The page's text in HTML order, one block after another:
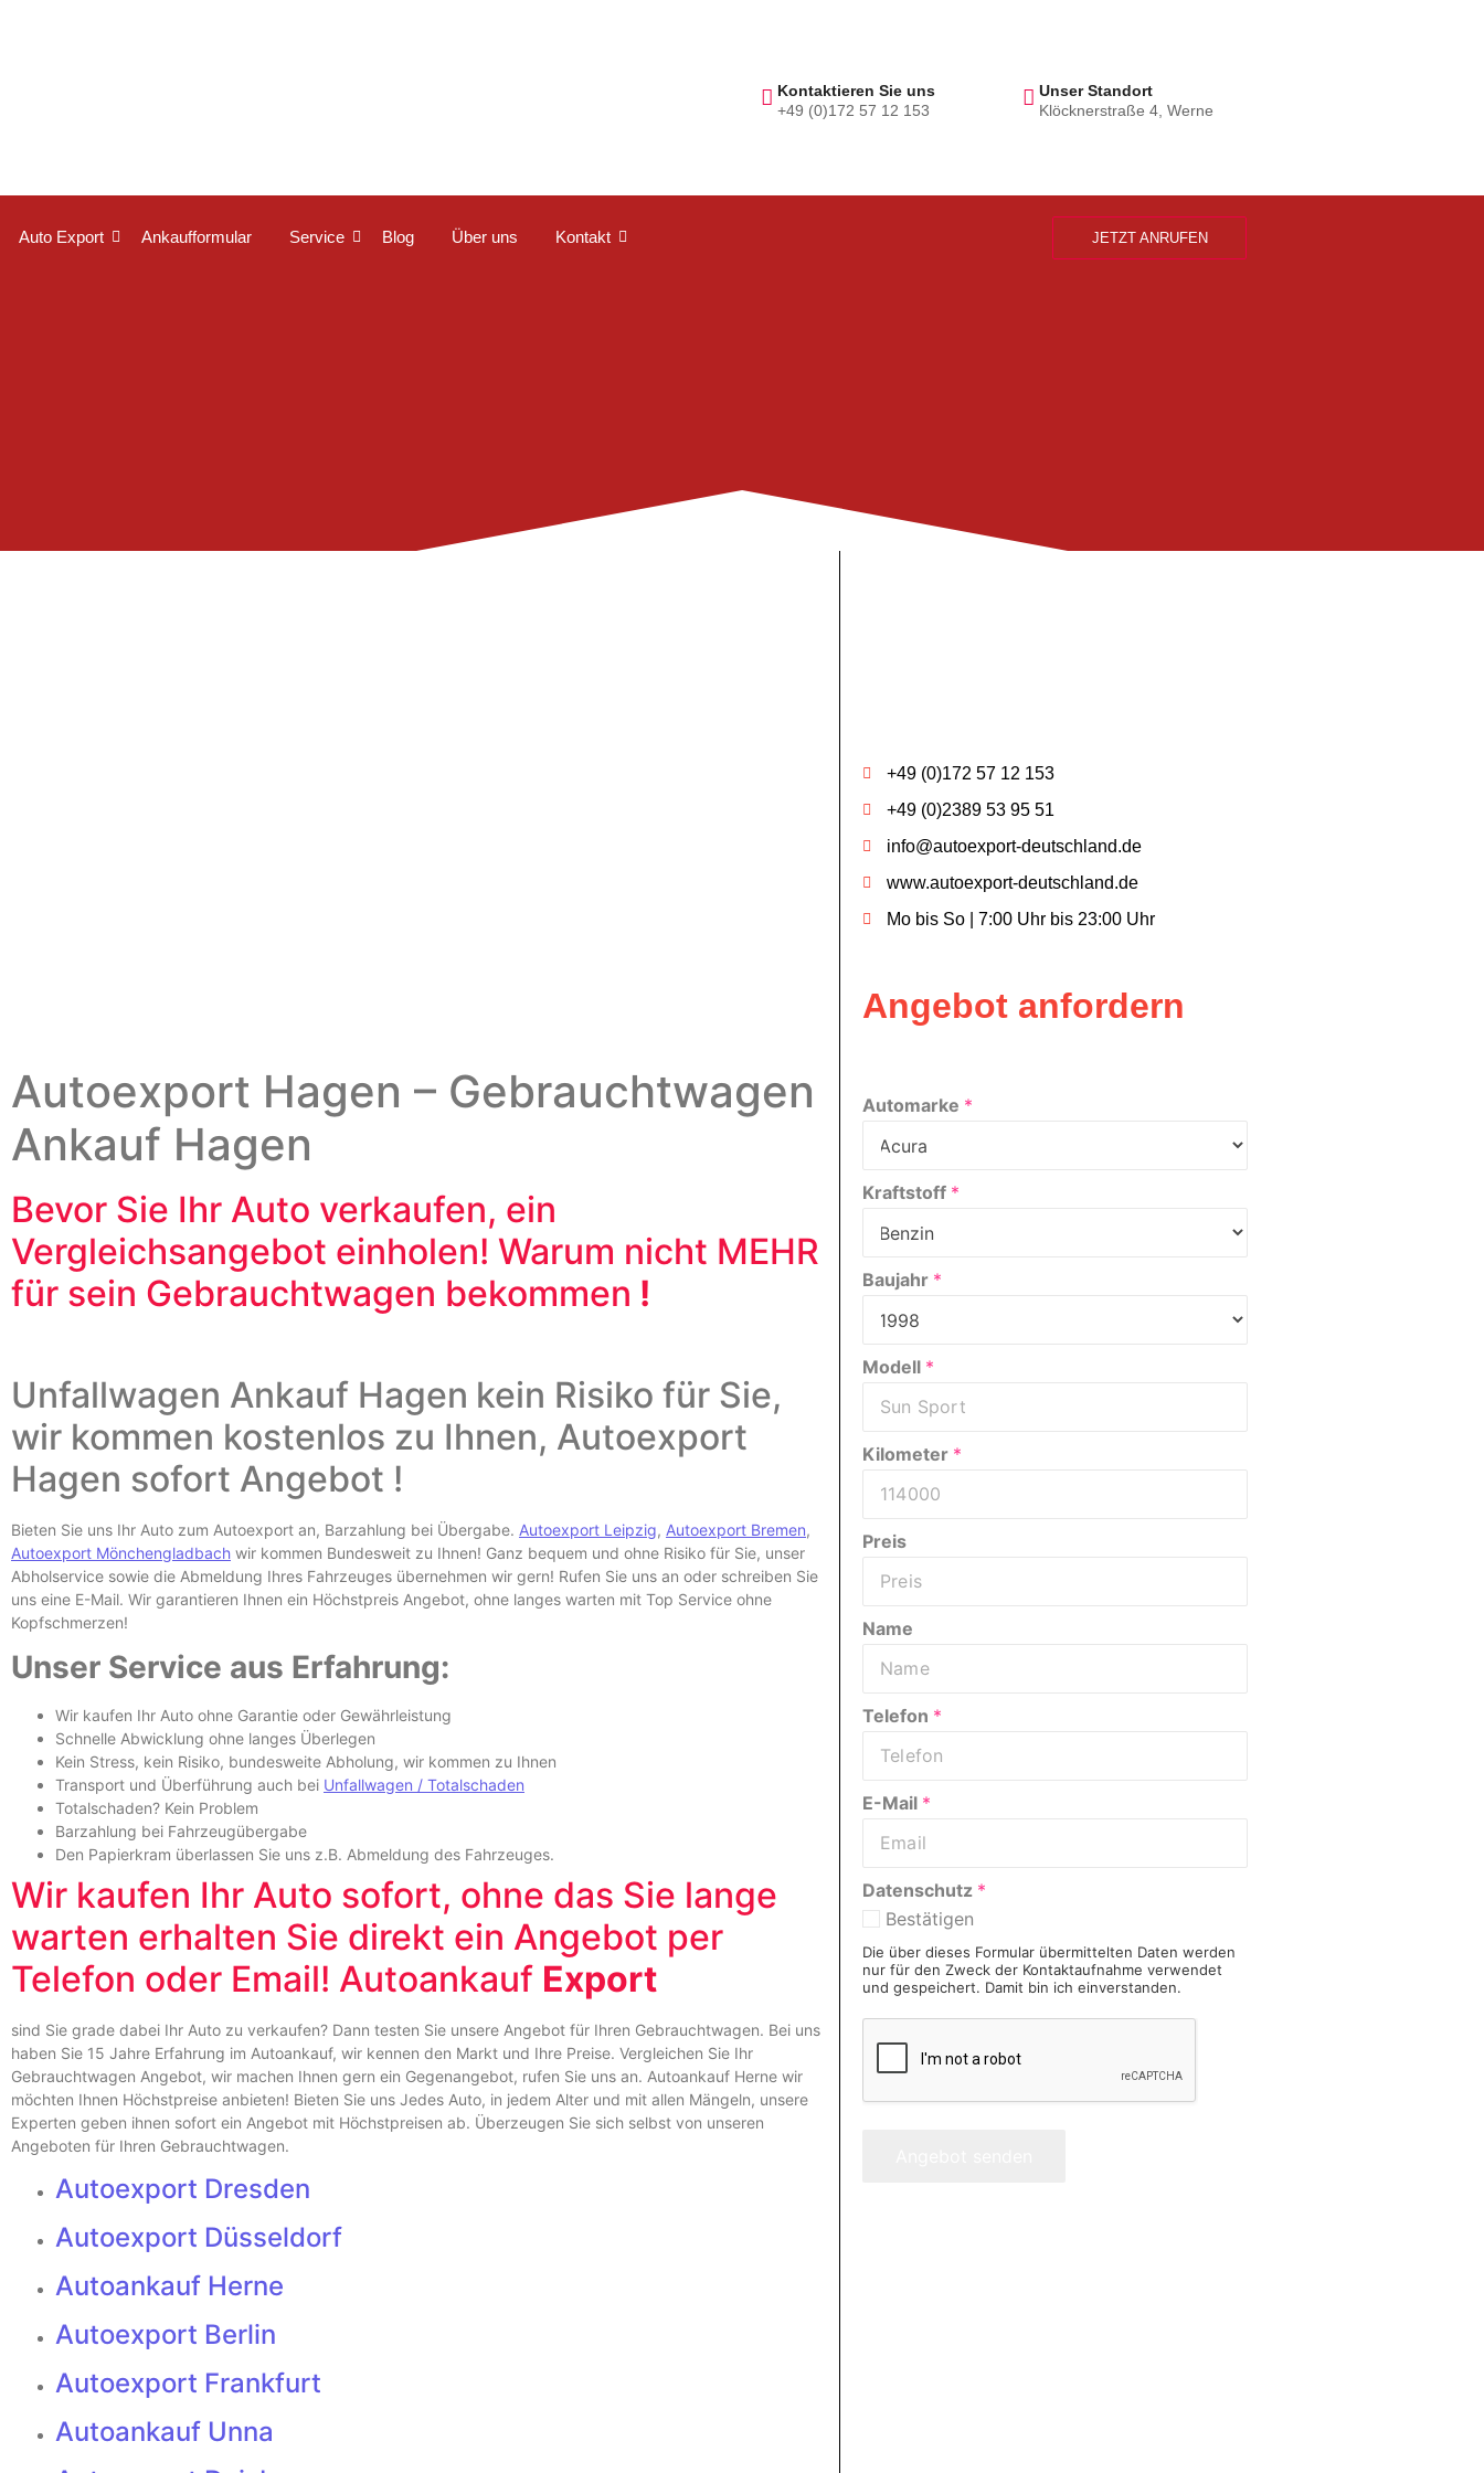
Kontaktieren Sie uns
+49 (0)172 57 12 153
Unser Standort
Klöcknerstraße 4, Werne
Auto Export Ankaufformular Service Blog Über uns Kontakt JETZT ANRUFEN
+49 (0)172 57 12 153
+49 (0)2389 53 95 51
info@autoexport-deutschland.de
www.autoexport-deutschland.de
Mo bis So | 7:00 Uhr bis 23:00 Uhr
Angebot anfordern
Autoexport Hagen – Gebrauchtwagen
Ankauf Hagen
Bevor Sie Ihr Auto verkaufen, ein
Vergleichsangebot einholen! Warum nicht MEHR
für sein Gebrauchtwagen bekommen !
Unfallwagen Ankauf Hagen kein Risiko für Sie,
wir kommen kostenlos zu Ihnen, Autoexport
Hagen sofort Angebot !
Bieten Sie uns Ihr Auto zum Autoexport an, Barzahlung bei Übergabe. Autoexport Leipzig, Autoexport Bremen,
Autoexport Mönchengladbach wir kommen Bundesweit zu Ihnen! Ganz bequem und ohne Risiko für Sie, unser
Abholservice sowie die Abmeldung Ihres Fahrzeuges übernehmen wir gern! Rufen Sie uns an oder schreiben Sie
uns eine E-Mail. Wir garantieren Ihnen ein Höchstpreis Angebot, ohne langes warten mit Top Service ohne
Kopfschmerzen!
Unser Service aus Erfahrung:
Wir kaufen Ihr Auto ohne Garantie oder Gewährleistung
Schnelle Abwicklung ohne langes Überlegen
Kein Stress, kein Risiko, bundesweite Abholung, wir kommen zu Ihnen
Transport und Überführung auch bei Unfallwagen / Totalschaden
Totalschaden? Kein Problem
Barzahlung bei Fahrzeugübergabe
Den Papierkram überlassen Sie uns z.B. Abmeldung des Fahrzeuges.
Wir kaufen Ihr Auto sofort, ohne das Sie lange
warten erhalten Sie direkt ein Angebot per
Telefon oder Email! Autoankauf Export
sind Sie grade dabei Ihr Auto zu verkaufen? Dann testen Sie unsere Angebot für Ihren Gebrauchtwagen. Bei uns
haben Sie 15 Jahre Erfahrung im Autoankauf, wir kennen den Markt und Ihre Preise. Vergleichen Sie Ihr
Gebrauchtwagen Angebot, wir machen Ihnen gern ein Gegenangebot, rufen Sie uns an. Autoankauf Herne wir
möchten Ihnen Höchstpreise anbieten! Bieten Sie uns Jedes Auto, in jedem Alter und mit allen Mängeln, unsere
Experten geben ihnen sofort ein Angebot mit Höchstpreisen ab. Überzeugen Sie sich selbst von unseren
Angeboten für Ihren Gebrauchtwagen.
Autoexport Dresden
Autoexport Düsseldorf
Autoankauf Herne
Autoexport Berlin
Autoexport Frankfurt
Autoankauf Unna
Automarke *
Kraftstoff *
Baujahr *
Modell *
Kilometer *
Preis
Name
Telefon *
E-Mail *
Datenschutz *
Bestätigen
Die über dieses Formular übermittelten Daten werden
nur für den Zweck der Kontaktaufnahme verwendet
und gespeichert. Damit bin ich einverstanden.